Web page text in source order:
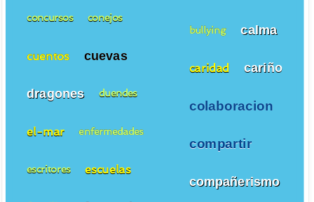
bullying calma
caridad cariño
colaboracion
compartir
compañerismo
concursos conejos
cuentos cuevas
dragones duendes
el-mar enfermedades
escritores escuelas